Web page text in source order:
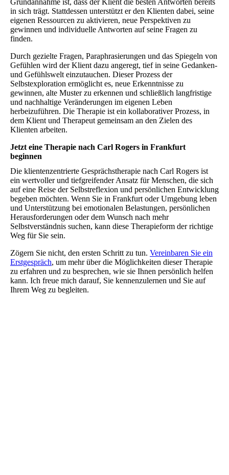
in sich trägt. Stattdessen unterstützt er den Klienten dabei, seine
eigenen Ressourcen zu aktivieren, neue Perspektiven zu
gewinnen und individuelle Antworten auf seine Fragen zu
finden.
Durch gezielte Fragen, Paraphrasierungen und das Spiegeln von
Gefühlen wird der Klient dazu angeregt, tief in seine Gedanken-
und Gefühlswelt einzutauchen. Dieser Prozess der
Selbstexploration ermöglicht es, neue Erkenntnisse zu
gewinnen, alte Muster zu erkennen und schließlich langfristige
und nachhaltige Veränderungen im eigenen Leben
herbeizuführen. Die Therapie ist ein kollaborativer Prozess, in
dem Klient und Therapeut gemeinsam an den Zielen des
Klienten arbeiten.
Jetzt eine Therapie nach Carl Rogers in Frankfurt
beginnen
Die klientenzentrierte Gesprächstherapie nach Carl Rogers ist
ein wertvoller und tiefgreifender Ansatz für Menschen, die sich
auf eine Reise der Selbstreflexion und persönlichen Entwicklung
begeben möchten. Wenn Sie in Frankfurt oder Umgebung leben
und Unterstützung bei emotionalen Belastungen, persönlichen
Herausforderungen oder dem Wunsch nach mehr
Selbstverständnis suchen, kann diese Therapieform der richtige
Weg für Sie sein.
Zögern Sie nicht, den ersten Schritt zu tun. Vereinbaren Sie ein
Erstgespräch, um mehr über die Möglichkeiten dieser Therapie
zu erfahren und zu besprechen, wie sie Ihnen persönlich helfen
kann. Ich freue mich darauf, Sie kennenzulernen und Sie auf
Ihrem Weg zu begleiten.